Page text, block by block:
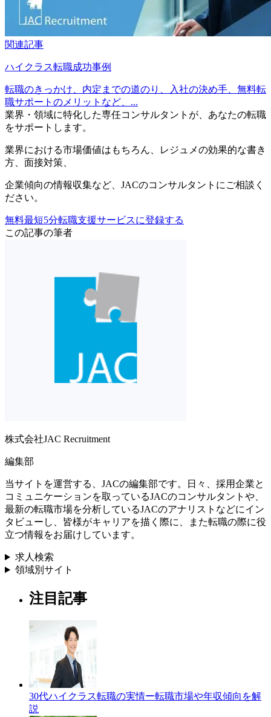
関連記事
ハイクラス転職成功事例
転職のきっかけ、内定までの道のり、入社の決め手、無料転
職サポートのメリットなど、...
業界・領域に特化した専任コンサルタントが、 あなたの転職
をサポートします。
業界における市場価値はもちろん、
レジュメの効果的な書き
方
面接対策
企業傾向の情報収集など、 JACのコンサルタントにご相談く
ださい。
無料最短5分転職支援サービスに登録する
この記事の筆者
株式会社JAC Recruitment
編集部
当サイトを運営する、JACの編集部です。日々、採用企業と
コミュニケーションを取っているJACのコンサルタントや、
最新の転職市場を分析しているJACのアナリストなどにイン
タビューし、皆様がキャリアを描く際に、また転職の際に役
立つ情報をお届けしています。
求人検索
領域別サイト
注目記事
30代ハイクラス転職の実情ー転職市場や年収傾向を解
説